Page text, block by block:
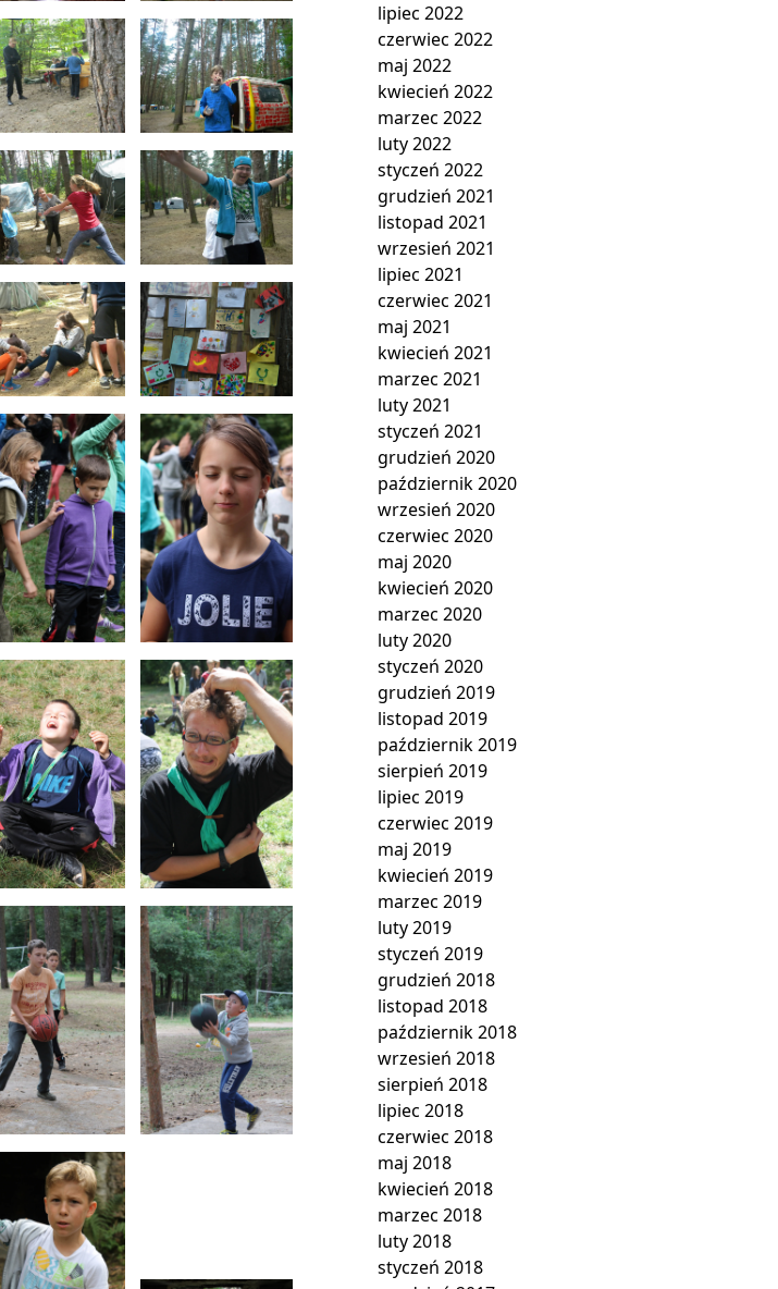
lipiec 2022
czerwiec 2022
maj 2022
kwiecień 2022
marzec 2022
luty 2022
styczeń 2022
grudzień 2021
listopad 2021
wrzesień 2021
lipiec 2021
czerwiec 2021
maj 2021
kwiecień 2021
marzec 2021
luty 2021
styczeń 2021
grudzień 2020
październik 2020
wrzesień 2020
czerwiec 2020
maj 2020
kwiecień 2020
marzec 2020
luty 2020
styczeń 2020
grudzień 2019
listopad 2019
październik 2019
sierpień 2019
lipiec 2019
czerwiec 2019
maj 2019
kwiecień 2019
marzec 2019
luty 2019
styczeń 2019
grudzień 2018
listopad 2018
październik 2018
wrzesień 2018
sierpień 2018
lipiec 2018
czerwiec 2018
maj 2018
kwiecień 2018
marzec 2018
luty 2018
styczeń 2018